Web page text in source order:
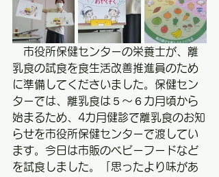
市役所保健センターの栄養士が、離
乳食の試食を食生活改善推進員のため
に準備してくださいました。保健セン
ターでは、離乳食は５～６カ月頃から
始まるため、4カ月健診で離乳食のお知
らせを市役所保健センターで渡してい
ます。今日は市販のベビーフードなど
を試食しました。「思ったより味があ